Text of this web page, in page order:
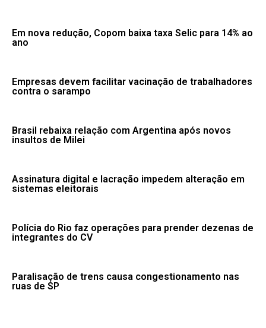
Em nova redução, Copom baixa taxa Selic para 14% ao
ano
Empresas devem facilitar vacinação de trabalhadores
contra o sarampo
Brasil rebaixa relação com Argentina após novos
insultos de Milei
Assinatura digital e lacração impedem alteração em
sistemas eleitorais
Polícia do Rio faz operações para prender dezenas de
integrantes do CV
Paralisação de trens causa congestionamento nas
ruas de SP